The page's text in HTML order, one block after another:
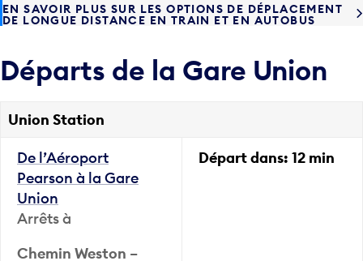
EN SAVOIR PLUS SUR LES OPTIONS DE DÉPLACEMENT
DE LONGUE DISTANCE EN TRAIN ET EN AUTOBUS
Départs de la Gare Union
Union Station
De l’Aéroport
Pearson à la Gare
Union
Arrêts à
Chemin Weston –
Départ dans: 12 min